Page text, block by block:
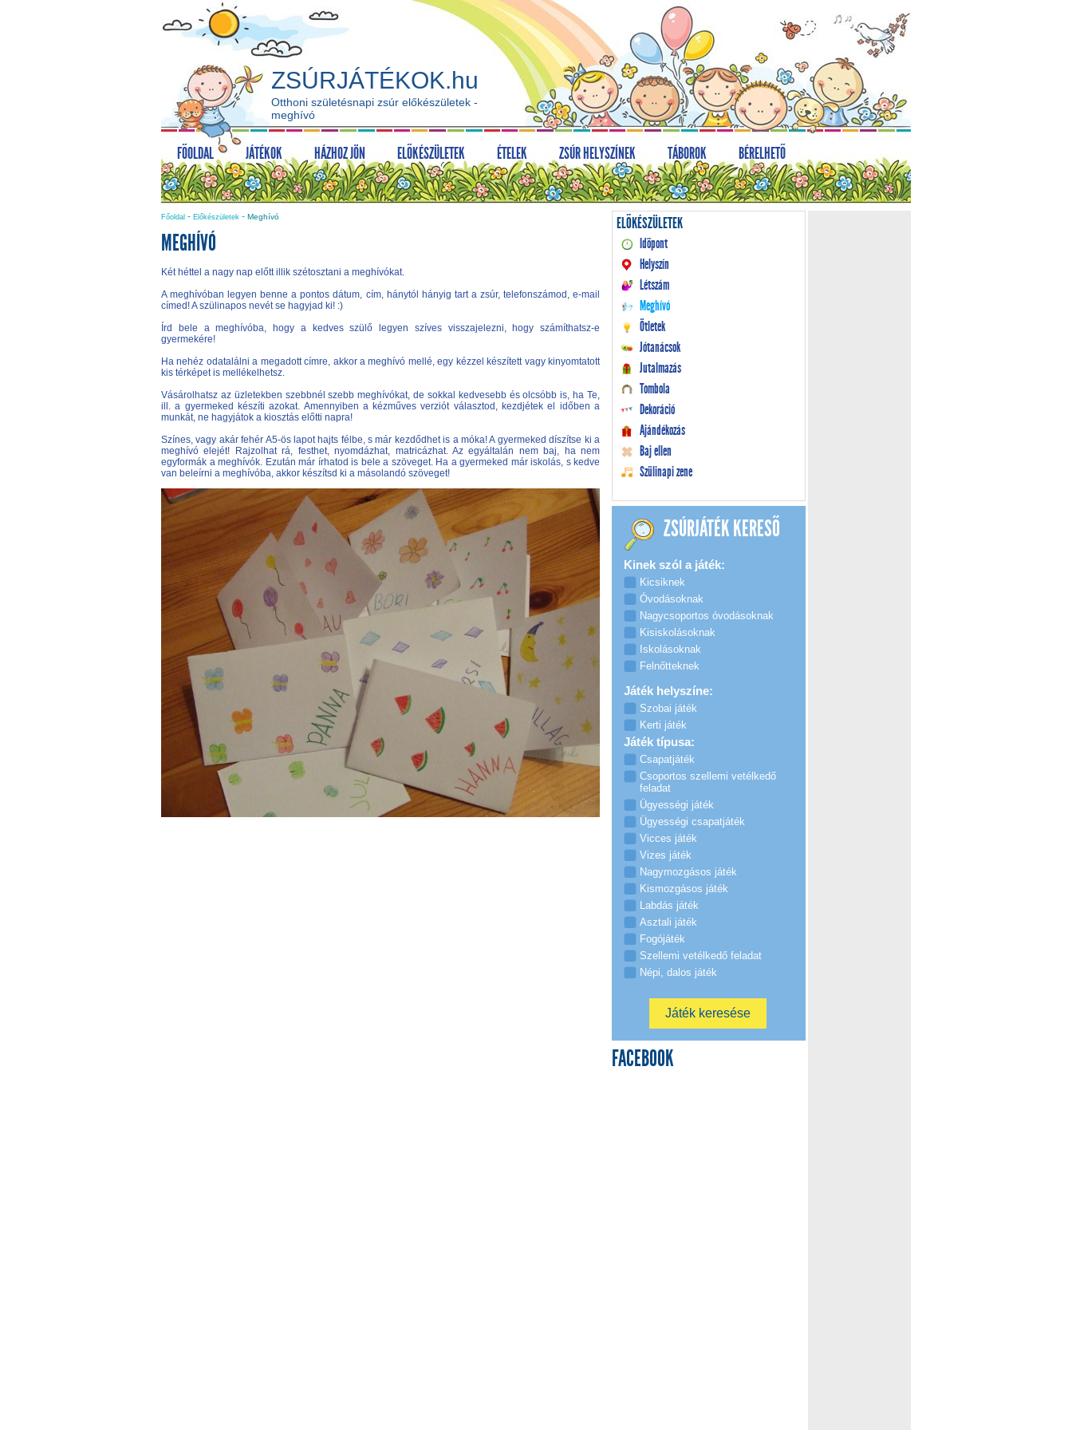
ZSÚRJÁTÉKOK.hu
Otthoni születésnapi zsúr előkészületek -
meghívó
FŐOLDAL JÁTÉKOK HÁZHOZ JÖN ELŐKÉSZÜLETEK ÉTELEK ZSÚR HELYSZÍNEK TÁBOROK BÉRELHETŐ
Főoldal - Előkészületek - Meghívó
MEGHÍVÓ
Két héttel a nagy nap előtt illik szétosztani a meghívókat.
A meghívóban legyen benne a pontos dátum, cím, hánytól hányig tart a zsúr, telefonszámod, e-mail
címed! A szülinapos nevét se hagyjad ki! :)
Írd bele a meghívóba, hogy a kedves szülő legyen szíves visszajelezni, hogy számíthatsz-e
gyermekére!
Ha nehéz odatalálni a megadott címre, akkor a meghívó mellé, egy kézzel készített vagy kinyomtatott
kis térképet is mellékelhetsz.
Vásárolhatsz az üzletekben szebbnél szebb meghívókat, de sokkal kedvesebb és olcsóbb is, ha Te,
ill. a gyermeked készíti azokat. Amennyiben a kézműves verziót választod, kezdjétek el időben a
munkát, ne hagyjátok a kiosztás előtti napra!
Színes, vagy akár fehér A5-ös lapot hajts félbe, s már kezdődhet is a móka! A gyermeked díszítse ki a
meghívó elejét! Rajzolhat rá, festhet, nyomdázhat, matricázhat. Az egyáltalán nem baj, ha nem
egyformák a meghívók. Ezután már írhatod is bele a szöveget. Ha a gyermeked már iskolás, s kedve
van beleírni a meghívóba, akkor készítsd ki a másolandó szöveget!
ELŐKÉSZÜLETEK
Időpont
Helyszín
Létszám
Meghívó
Ötletek
Jótanácsok
Jutalmazás
Tombola
Dekoráció
Ajándékozás
Baj ellen
Szülinapi zene
ZSÚRJÁTÉK KERESŐ
Kinek szól a játék:
Kicsiknek
Óvodásoknak
Nagycsoportos óvodásoknak
Kisiskolásoknak
Iskolásoknak
Felnőtteknek
Játék helyszíne:
Szobai játék
Kerti játék
Játék típusa:
Csapatjáték
Csoportos szellemi vetélkedő
feladat
Ügyességi játék
Ügyességi csapatjáték
Vicces játék
Vizes játék
Nagymozgásos játék
Kismozgásos játék
Labdás játék
Asztali játék
Fogójáték
Szellemi vetélkedő feladat
Népi, dalos játék
FACEBOOK